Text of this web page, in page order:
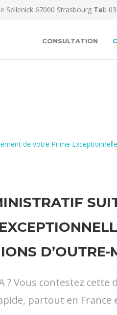
Sellenick 67000 Strasbourg Tel:
CONSULTATION
de votre Prime
D’OUTRE-
Vous contestez cette
partout en France